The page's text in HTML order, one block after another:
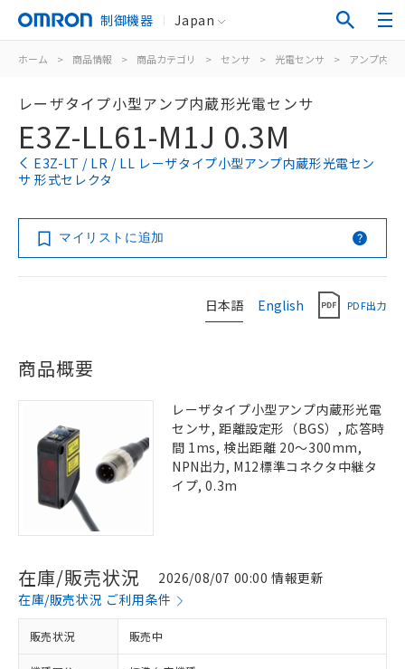
制御機器 Japan
ホーム > 商品情報 > 商品カテゴリ > センサ > 光電センサ > アンプ内蔵
レーザタイプ小型アンプ内蔵形光電センサ
E3Z-LL61-M1J 0.3M
E3Z-LT / LR / LL レーザタイプ小型アンプ内蔵形光電セン
サ 形式セレクタ
マイリストに追加
日本語 English PDF出力
商品概要
レーザタイプ小型アンプ内蔵形光電
センサ, 距離設定形（BGS）, 応答時
間 1ms, 検出距離 20～300mm,
NPN出力, M12標準コネクタ中継タ
イプ, 0.3m
在庫/販売状況
2026/08/07 00:00 情報更新
在庫/販売状況 ご利用条件
販売状況 販売中